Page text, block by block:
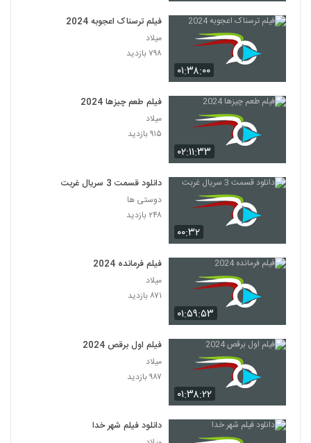
۰۱:۳۸:۰۰
فیلم ترسناک اعجوبه 2024
میلاد
۷۹۸ بازدید
۰۲:۱۱:۳۳
فیلم طعم چیزها 2024
میلاد
۹۱۵ بازدید
۰۰:۳۲
دانلود قسمت 3 سریال غربت
دوستی ها
۲۴۸ بازدید
۰۱:۵۹:۵۳
فیلم فرمانده 2024
میلاد
۸۷۱ بازدید
۰۱:۳۸:۲۲
فیلم اول برقص 2024
میلاد
۹۸۷ بازدید
دانلود فیلم شهر خدا